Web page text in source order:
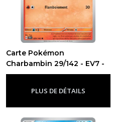
Carte Pokémon
Charbambin 29/142 - EV7 -
Couronne Stellaire-Ev7 -
PLUS DE DÉTAILS